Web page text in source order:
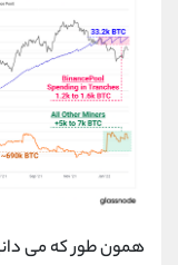
همون طور که می